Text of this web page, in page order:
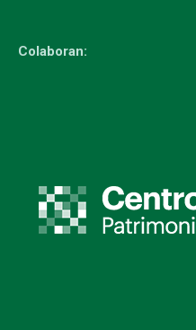
Colaboran: